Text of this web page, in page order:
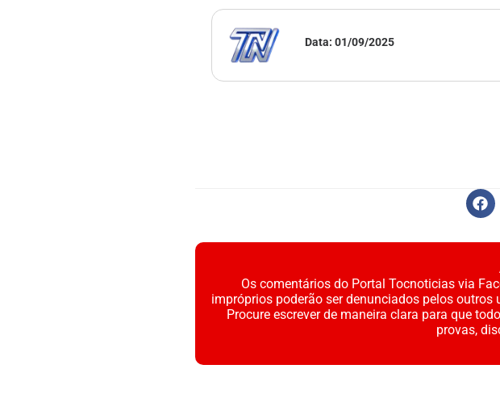
Data: 01/09/2025
Os comentários do Portal Tocnoticias via
impróprios poderão ser denunciados pelos
Procure escrever de maneira clara para que
provas,